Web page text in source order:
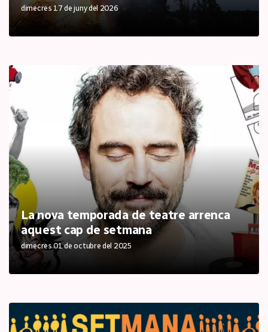
dimecres 17 de juny del 2026
La nova temporada de teatre arrenca
aquest cap de setmana
dimecres 01 de octubre del 2025